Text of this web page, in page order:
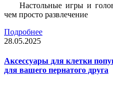
Настольные игры и
чем просто развлечение
Подробнее
28.05.2025
Аксессуары для клетки
для вашего пернатого друга